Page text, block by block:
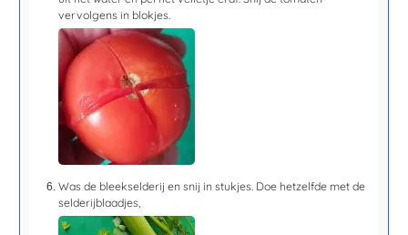
vervolgens in blokjes.
Was de bleekselderij en snij in stukjes. Doe hetzelfde met de
selderijblaadjes,